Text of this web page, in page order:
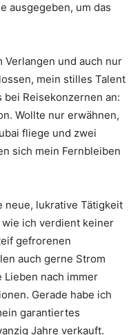
ausgegeben, um das
und auch nur
mein stilles Talent
Reisekonzernen an:
Wollte nur erwähnen,
fliege und zwei
sich mein Fernbleiben
neue, lukrative Tätigkeit
wie ich verdient keiner
gefrorenen
auch gerne Strom
Lieben nach immer
Gerade habe ich
garantiertes
Jahre verkauft.